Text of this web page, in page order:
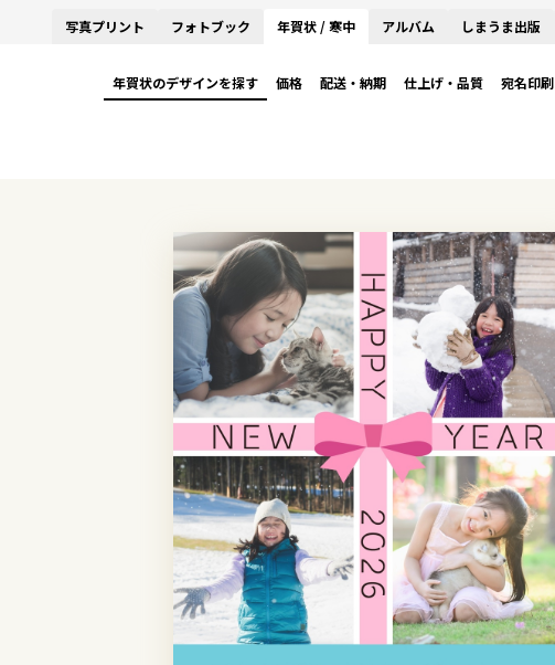
写真プリント フォトブック 年賀状 / 寒中 アルバム しまうま出版
年賀状のデザインを探す 価格 配送・納期 仕上げ・品質 宛名印刷